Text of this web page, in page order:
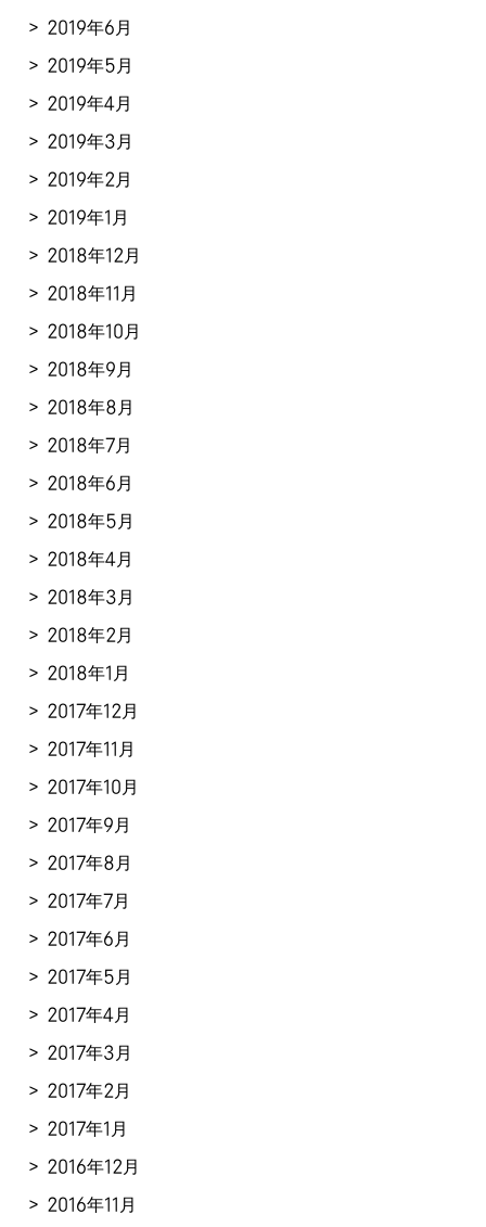
2019年6月
2019年5月
2019年4月
2019年3月
2019年2月
2019年1月
2018年12月
2018年11月
2018年10月
2018年9月
2018年8月
2018年7月
2018年6月
2018年5月
2018年4月
2018年3月
2018年2月
2018年1月
2017年12月
2017年11月
2017年10月
2017年9月
2017年8月
2017年7月
2017年6月
2017年5月
2017年4月
2017年3月
2017年2月
2017年1月
2016年12月
2016年11月